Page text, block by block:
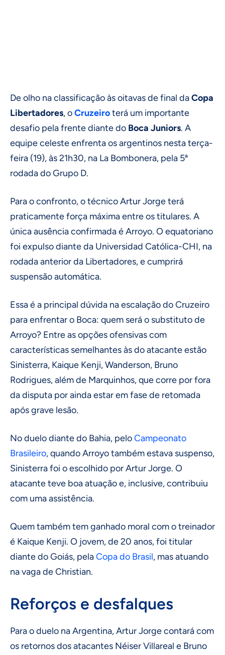
De olho na classificação às oitavas de final daCopa
Libertadores, oCruzeiroterá um importante
desafio pela frente diante do Boca Juniors. A
equipe celeste enfrenta os argentinos nesta terça-
feira (19), às 21h30, na La Bombonera, pela 5ª
rodada do Grupo D.
Para o confronto, o técnico Artur Jorge terá
praticamente força máxima entre os titulares. A
única ausência confirmada é Arroyo. O equatoriano
foi expulso diante da Universidad Católica-CHI, na
rodada anterior da Libertadores, e cumprirá
suspensão automática.
Essa é a principal dúvida na escalação do Cruzeiro
para enfrentar o Boca: quem será o substituto de
Arroyo? Entre as opções ofensivas com
características semelhantes às do atacante estão
Sinisterra, Kaique Kenji, Wanderson, Bruno
Rodrigues, além de Marquinhos, que corre por fora
da disputa por ainda estar em fase de retomada
após grave lesão.
No duelo diante do Bahia, peloCampeonato
Brasileiro, quando Arroyo também estava suspenso,
Sinisterra foi o escolhido por Artur Jorge. O
atacante teve boa atuação e, inclusive, contribuiu
com uma assistência.
Quem também tem ganhado moral com o treinador
é Kaique Kenji. O jovem, de 20 anos, foi titular
diante do Goiás, pelaCopa do Brasil, mas atuando
na vaga de Christian.
Reforços e desfalques
Para o duelo na Argentina, Artur Jorge contará com
os retornos dos atacantes Néiser Villareal e Bruno